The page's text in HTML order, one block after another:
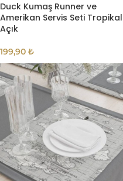
Duck Kumaş Runner ve
Amerikan Servis Seti Tropikal
Açık
199,90 ₺